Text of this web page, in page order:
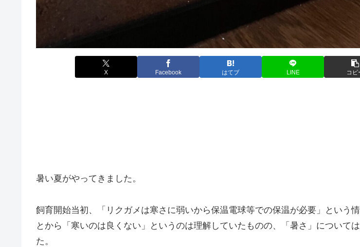
X Facebook はてブ LINE コピ
暑い夏がやってきました。
飼育開始当初、「リクガメは寒さに弱いから保温電球等での保温が必要」という
とから「寒いのは良くない」というのは理解していたものの、「暑さ」について
た。